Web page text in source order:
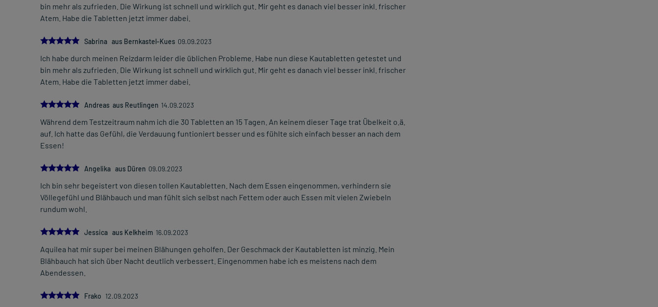
bin mehr als zufrieden. Die Wirkung ist schnell und wirklich gut. Mir geht es danach viel besser inkl. frischer
Atem. Habe die Tabletten jetzt immer dabei.
5.0
Sabrina aus Bernkastel-Kues 09.09.2023
Ich habe durch meinen Reizdarm leider die üblichen Probleme. Habe nun diese Kautabletten getestet und
bin mehr als zufrieden. Die Wirkung ist schnell und wirklich gut. Mir geht es danach viel besser inkl. frischer
Atem. Habe die Tabletten jetzt immer dabei.
5.0
Andreas aus Reutlingen 14.09.2023
Während dem Testzeitraum nahm ich die 30 Tabletten an 15 Tagen. An keinem dieser Tage trat Übelkeit o.ä.
auf. Ich hatte das Gefühl, die Verdauung funtioniert besser und es fühlte sich einfach besser an nach dem
Essen!
5.0
Angelika aus Düren 09.09.2023
Ich bin sehr begeistert von diesen tollen Kautabletten. Nach dem Essen eingenommen, verhindern sie
Völlegefühl und Blähbauch und man fühlt sich selbst nach Fettem oder auch Essen mit vielen Zwiebeln
rundum wohl.
5.0
Jessica aus Kelkheim 16.09.2023
Aquilea hat mir super bei meinen Blähungen geholfen. Der Geschmack der Kautabletten ist minzig. Mein
Blähbauch hat sich über Nacht deutlich verbessert. Eingenommen habe ich es meistens nach dem
Abendessen.
5.0
Frako 12.09.2023